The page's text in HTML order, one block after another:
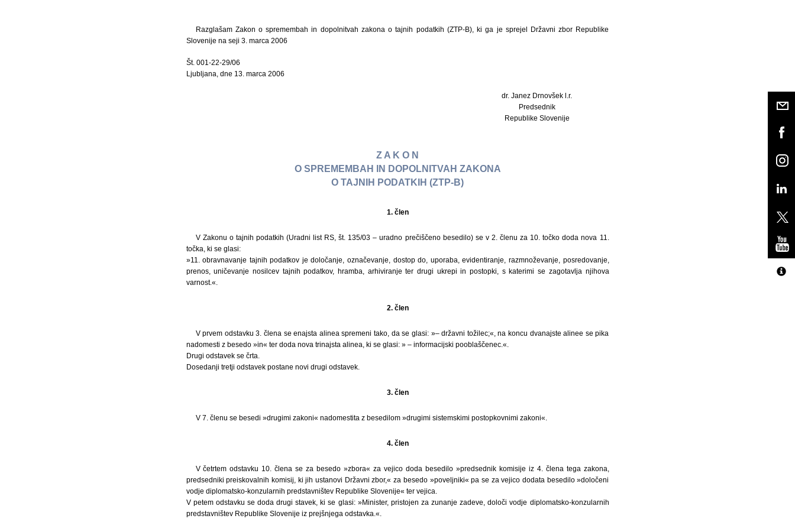
Razglašam Zakon o spremembah in dopolnitvah zakona o tajnih podatkih (ZTP-B), ki ga je sprejel Državni zbor Republike
Slovenije na seji 3. marca 2006
Št. 001-22-29/06
Ljubljana, dne 13. marca 2006
dr. Janez Drnovšek l.r.
Predsednik
Republike Slovenije
Z A K O N
O SPREMEMBAH IN DOPOLNITVAH ZAKONA
O TAJNIH PODATKIH (ZTP-B)
1. člen
V Zakonu o tajnih podatkih (Uradni list RS, št. 135/03 – uradno prečiščeno besedilo) se v 2. členu za 10. točko doda nova 11.
točka, ki se glasi:
»11. obravnavanje tajnih podatkov je določanje, označevanje, dostop do, uporaba, evidentiranje, razmnoževanje, posredovanje,
prenos, uničevanje nosilcev tajnih podatkov, hramba, arhiviranje ter drugi ukrepi in postopki, s katerimi se zagotavlja njihova
varnost.«.
2. člen
V prvem odstavku 3. člena se enajsta alinea spremeni tako, da se glasi: »– državni tožilec;«, na koncu dvanajste alinee se pika
nadomesti z besedo »in« ter doda nova trinajsta alinea, ki se glasi: » – informacijski pooblaščenec.«.
Drugi odstavek se črta.
Dosedanji tretji odstavek postane novi drugi odstavek.
3. člen
V 7. členu se besedi »drugimi zakoni« nadomestita z besedilom »drugimi sistemskimi postopkovnimi zakoni«.
4. člen
V četrtem odstavku 10. člena se za besedo »zbora« za vejico doda besedilo »predsednik komisije iz 4. člena tega zakona,
predsedniki preiskovalnih komisij, ki jih ustanovi Državni zbor,« za besedo »poveljniki« pa se za vejico dodata besedilo »določeni
vodje diplomatsko-konzularnih predstavništev Republike Slovenije« ter vejica.
V petem odstavku se doda drugi stavek, ki se glasi: »Minister, pristojen za zunanje zadeve, določi vodje diplomatsko-konzularnih
predstavništev Republike Slovenije iz prejšnjega odstavka.«.